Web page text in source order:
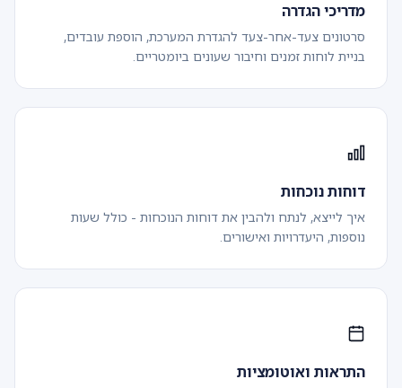
מדריכי הגדרה
סרטונים צעד-אחר-צעד להגדרת המערכת, הוספת עובדים,
בניית לוחות זמנים וחיבור שעונים ביומטריים.
דוחות נוכחות
איך לייצא, לנתח ולהבין את דוחות הנוכחות - כולל שעות
נוספות, היעדרויות ואישורים.
התראות ואוטומציות